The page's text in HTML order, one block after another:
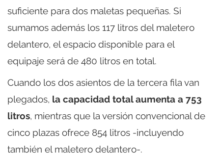
suficiente para dos maletas pequeñas. Si
sumamos además los 117 litros del maletero
delantero, el espacio disponible para el
equipaje será de 480 litros en total.
Cuando los dos asientos de la tercera fila van
plegados, la capacidad total aumenta a 753
litros, mientras que la versión convencional de
cinco plazas ofrece 854 litros -incluyendo
también el maletero delantero-.